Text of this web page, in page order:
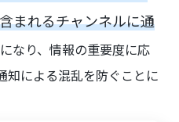
まれるチャンネルに通
なり、情報の重要度に応
知による混乱を防ぐことに